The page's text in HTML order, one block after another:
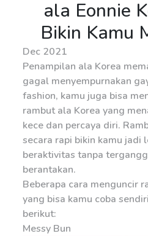
ala Eonnie
Bikin Kamu
Dec 2021
Penampilan ala Korea
gagal menyempurnakan
fashion, kamu juga bisa
rambut ala Korea yang
kece dan percaya diri.
secara rapi bikin kamu jadi
beraktivitas tanpa
berantakan.
Beberapa cara menguncir
yang bisa kamu coba
berikut:
Messy Bun